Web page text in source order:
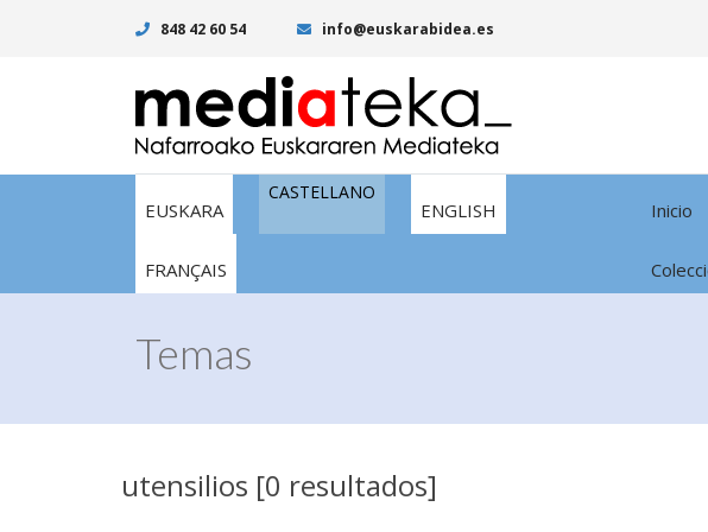
848 42 60 54 info@euskarabidea.es
EUSKARA
CASTELLANO
ENGLISH
FRANÇAIS
Inicio
Temas
utensilios [0 resultados]